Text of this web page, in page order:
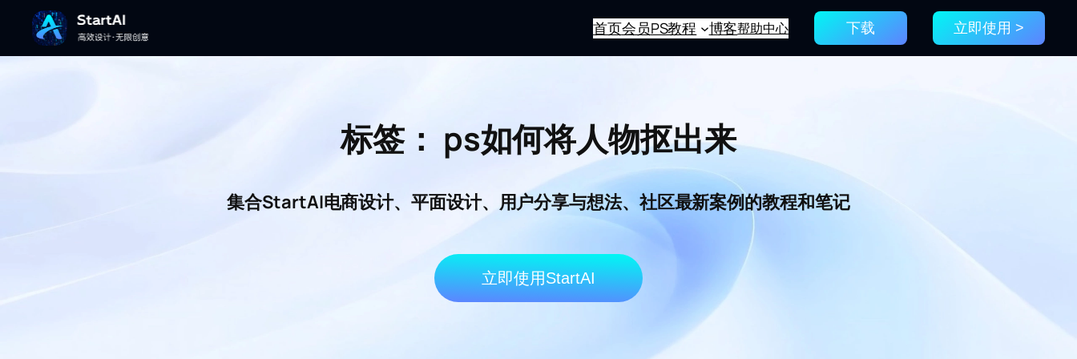
首页会员PS教程 博客帮助中心 下载 立即使用 >
标签： ps如何将人物抠出来
集合StartAI电商设计、平面设计、用户分享与想法、社区最新案例的教程和笔记
立即使用StartAI